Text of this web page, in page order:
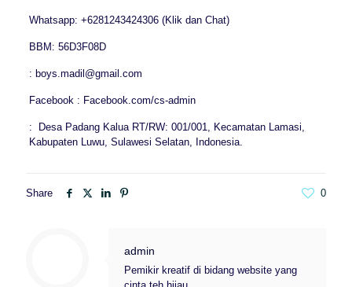
Whatsapp: +6281243424306 (Klik dan Chat)
BBM: 56D3F08D
: boys.madil@gmail.com
Facebook : Facebook.com/cs-admin
: Desa Padang Kalua RT/RW: 001/001, Kecamatan Lamasi,
Kabupaten Luwu, Sulawesi Selatan, Indonesia.
Share 0
admin
Pemikir kreatif di bidang website yang